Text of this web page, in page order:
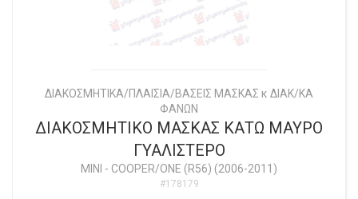
ΔΙΑΚΟΣΜΗΤΙΚΑ/ΠΛΑΙΣΙΑ/ΒΑΣΕΙΣ ΜΑΣΚΑΣ κ ΔΙΑΚ/ΚΑ
ΦΑΝΩΝ
ΔΙΑΚΟΣΜΗΤΙΚΟ ΜΑΣΚΑΣ ΚΑΤΩ ΜΑΥΡΟ
ΓΥΑΛΙΣΤΕΡΟ
MINI - COOPER/ONE (R56) (2006-2011)
#178179